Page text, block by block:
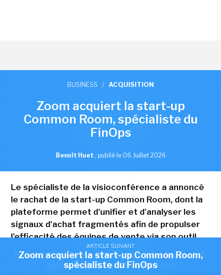
ARTICLE SUIVANT
Nexpublica s'offre Wikit pour injecter de l'IA
agentique dans ses solutions
ARTICLE SUIVANT
Zoom acquiert la start-up Common Room,
spécialiste du FinOps
BUSINESS / ACQUISITION
Zoom acquiert la start-up
Common Room, spécialiste du
FinOps
Benoît Huet , publié le 06 Juillet 2026
Le spécialiste de la visioconférence a annoncé
le rachat de la start-up Common Room, dont la
plateforme permet d'unifier et d'analyser les
signaux d'achat fragmentés afin de propulser
l'efficacité des équipes de vente via son outil
Zoom Revenue Accelerator.